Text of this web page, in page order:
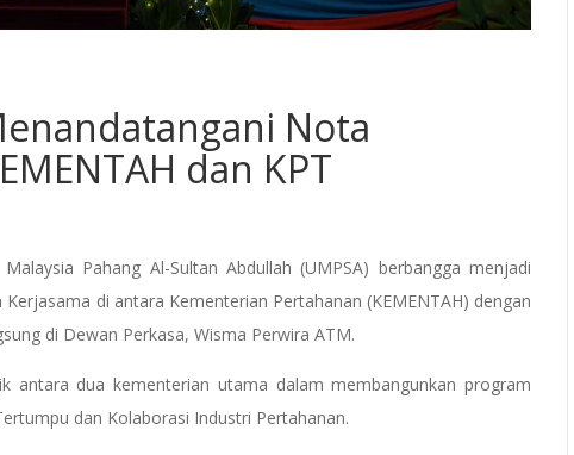
Nota
dan KPT
Pahang Al-Sultan Abdullah (UMPSA) berbangga menjadi
di antara Kementerian Pertahanan (KEMENTAH) dengan
di Dewan Perkasa, Wisma Perwira ATM.
antara dua kementerian utama dalam membangunkan program
dan Kolaborasi Industri Pertahanan.